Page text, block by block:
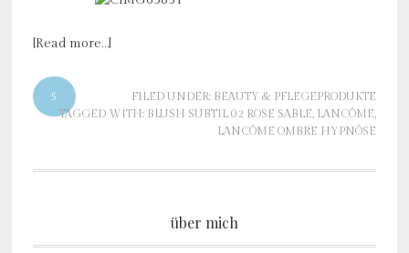
[Read more…]
5 FILED UNDER: BEAUTY & PFLEGEPRODUKTE
TAGGED WITH: BLUSH SUBTIL 02 ROSE SABLE, LANCÔME,
LANCÔME OMBRE HYPNÔSE
über mich